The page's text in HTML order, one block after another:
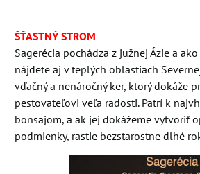
ŠŤASTNÝ STROM
Sagerécia pochádza z južnej Ázie a
nájdete aj v teplých oblastiach
vďačný a nenáročný ker, ktorý dokáže
pestovateľovi veľa radosti. Patrí k
bonsajom, a ak jej dokážeme vytvoriť
podmienky, rastie bezstarostne dlhé